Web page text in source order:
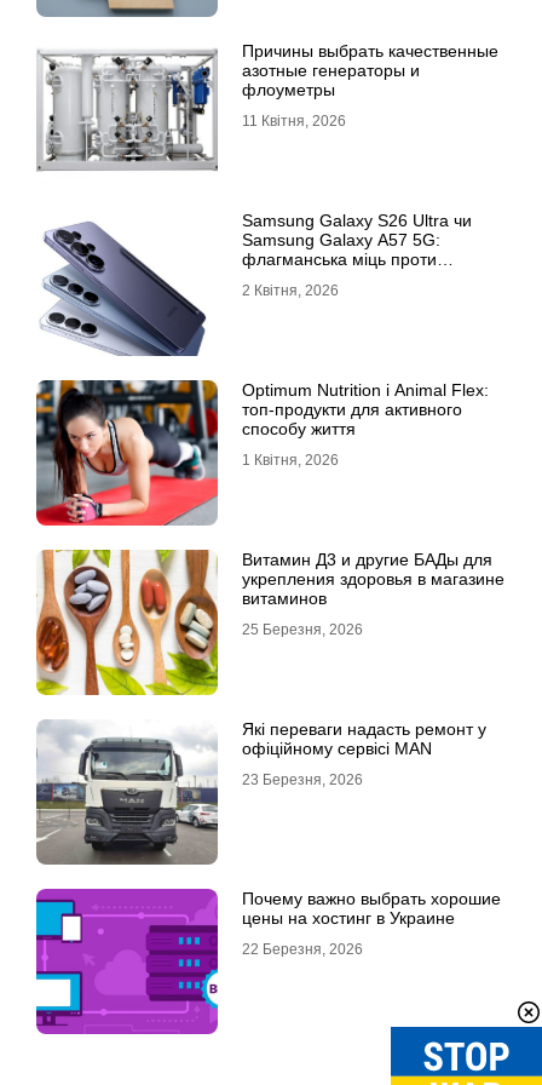
Причины выбрать качественные
азотные генераторы и
флоуметры
11 Квітня, 2026
Samsung Galaxy S26 Ultra чи
Samsung Galaxy A57 5G:
флагманська міць проти
2 Квітня, 2026
Optimum Nutrition і Animal Flex:
топ-продукти для активного
способу життя
1 Квітня, 2026
Витамин Д3 и другие БАДы для
укрепления здоровья в магазине
витаминов
25 Березня, 2026
Які переваги надасть ремонт у
офіційному сервісі MAN
23 Березня, 2026
Почему важно выбрать хорошие
цены на хостинг в Украине
22 Березня, 2026